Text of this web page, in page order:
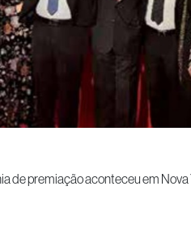
de premiação